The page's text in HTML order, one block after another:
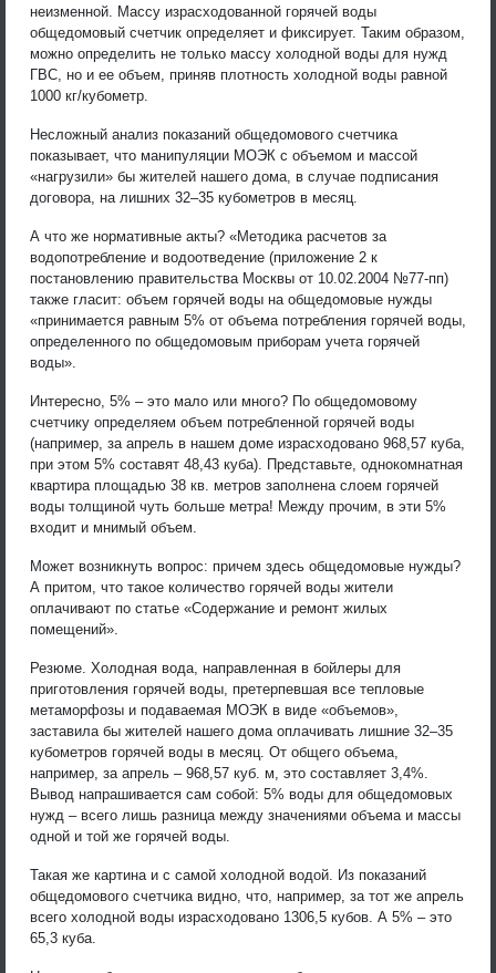
неизменной. Массу израсходованной горячей воды
общедомовый счетчик определяет и фиксирует. Таким образом,
можно определить не только массу холодной воды для нужд
ГВС, но и ее объем, приняв плотность холодной воды равной
1000 кг/кубометр.
Несложный анализ показаний общедомового счетчика
показывает, что манипуляции МОЭК с объемом и массой
«нагрузили» бы жителей нашего дома, в случае подписания
договора, на лишних 32–35 кубометров в месяц.
А что же нормативные акты? «Методика расчетов за
водопотребление и водоотведение (приложение 2 к
постановлению правительства Москвы от 10.02.2004 №77-пп)
также гласит: объем горячей воды на общедомовые нужды
«принимается равным 5% от объема потребления горячей воды,
определенного по общедомовым приборам учета горячей
воды».
Интересно, 5% – это мало или много? По общедомовому
счетчику определяем объем потребленной горячей воды
(например, за апрель в нашем доме израсходовано 968,57 куба,
при этом 5% составят 48,43 куба). Представьте, однокомнатная
квартира площадью 38 кв. метров заполнена слоем горячей
воды толщиной чуть больше метра! Между прочим, в эти 5%
входит и мнимый объем.
Может возникнуть вопрос: причем здесь общедомовые нужды?
А притом, что такое количество горячей воды жители
оплачивают по статье «Содержание и ремонт жилых
помещений».
Резюме. Холодная вода, направленная в бойлеры для
приготовления горячей воды, претерпевшая все тепловые
метаморфозы и подаваемая МОЭК в виде «объемов»,
заставила бы жителей нашего дома оплачивать лишние 32–35
кубометров горячей воды в месяц. От общего объема,
например, за апрель – 968,57 куб. м, это составляет 3,4%.
Вывод напрашивается сам собой: 5% воды для общедомовых
нужд – всего лишь разница между значениями объема и массы
одной и той же горячей воды.
Такая же картина и с самой холодной водой. Из показаний
общедомового счетчика видно, что, например, за тот же апрель
всего холодной воды израсходовано 1306,5 кубов. А 5% – это
65,3 куба.